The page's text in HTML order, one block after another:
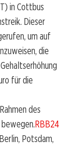
in Cottbus
Dieser
um auf
die
für die
des
RBB24
Potsdam,